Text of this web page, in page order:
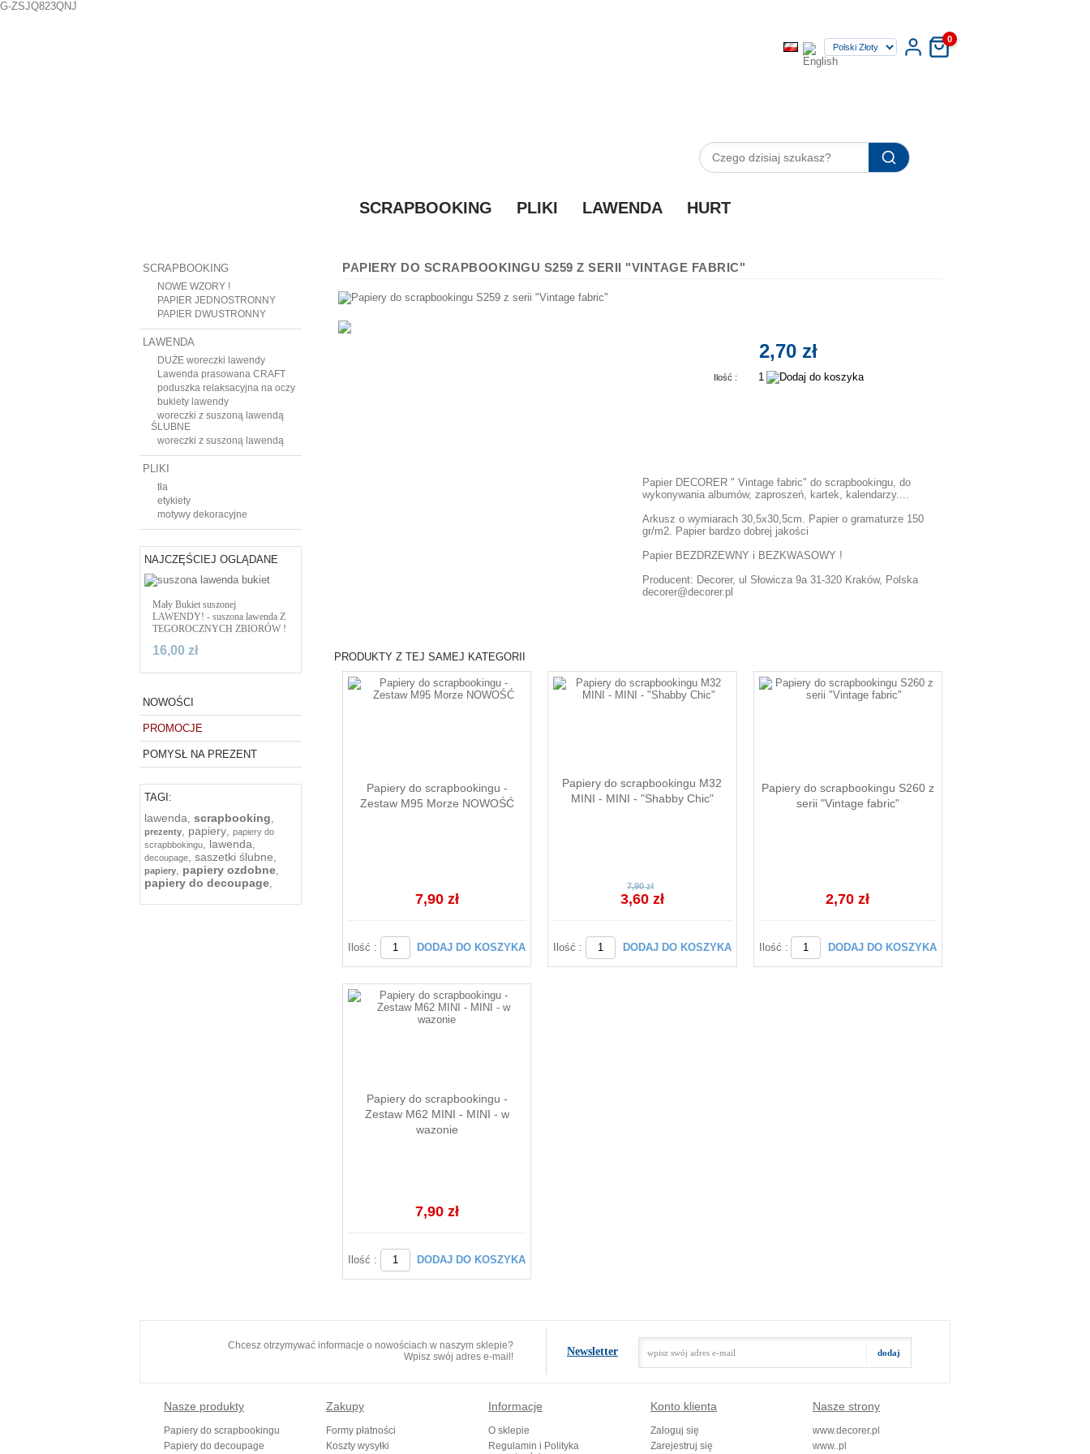
G-ZSJQ823QNJ
0
SCRAPBOOKING PLIKI LAWENDA HURT
SCRAPBOOKING
NOWE WZORY !
PAPIER JEDNOSTRONNY
PAPIER DWUSTRONNY
LAWENDA
DUŻE woreczki lawendy
Lawenda prasowana CRAFT
poduszka relaksacyjna na oczy
bukiety lawendy
woreczki z suszoną lawendą
ŚLUBNE
woreczki z suszoną lawendą
PLIKI
tła
etykiety
motywy dekoracyjne
NAJCZĘŚCIEJ OGLĄDANE
Mały Bukiet suszonej
LAWENDY! - suszona lawenda Z
TEGOROCZNYCH ZBIORÓW !
16,00 zł
NOWOŚCI
PROMOCJE
POMYSŁ NA PREZENT
TAGI:
lawenda, scrapbooking,
prezenty, papiery, papiery do
scrapbbokingu, lawenda,
decoupage, saszetki ślubne,
papiery, papiery ozdobne,
papiery do decoupage,
PAPIERY DO SCRAPBOOKINGU S259 Z SERII "VINTAGE FABRIC"
2,70 zł
Ilość :
Papier DECORER " Vintage fabric" do scrapbookingu, do
wykonywania albumów, zaproszeń, kartek, kalendarzy....
Arkusz o wymiarach 30,5x30,5cm. Papier o gramaturze 150
gr/m2. Papier bardzo dobrej jakości
Papier BEZDRZEWNY i BEZKWASOWY !
Producent: Decorer, ul Słowicza 9a 31-320 Kraków, Polska
decorer@decorer.pl
PRODUKTY Z TEJ SAMEJ KATEGORII
Papiery do scrapbookingu -
Zestaw M95 Morze NOWOŚĆ
7,90 zł
Ilość : DODAJ DO KOSZYKA
Papiery do scrapbookingu M32
MINI - MINI - "Shabby Chic"
7,90 zł
3,60 zł
Ilość : DODAJ DO KOSZYKA
Papiery do scrapbookingu S260 z
serii "Vintage fabric"
2,70 zł
Ilość : DODAJ DO KOSZYKA
Papiery do scrapbookingu -
Zestaw M62 MINI - MINI - w
wazonie
7,90 zł
Ilość : DODAJ DO KOSZYKA
Chcesz otrzymywać informacje o nowościach w naszym sklepie?
Wpisz swój adres e-mail!
Newsletter
Nasze produkty
Papiery do scrapbookingu
Papiery do decoupage
Zakupy
Formy płatności
Koszty wysyłki
Informacje
O sklepie
Regulamin i Polityka
Konto klienta
Zaloguj się
Zarejestruj się
Nasze strony
www.decorer.pl
www..pl